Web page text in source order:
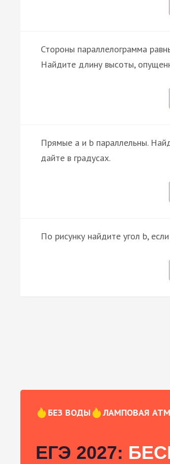
Стороны параллелограмма
Найдите длину высоты,
Прямые a и b параллельны.
дайте в градусах.
По рисунку найдите угол b,
БЕЗ ВОДЫ ЛАМПОВАЯ
ЕГЭ 2027: